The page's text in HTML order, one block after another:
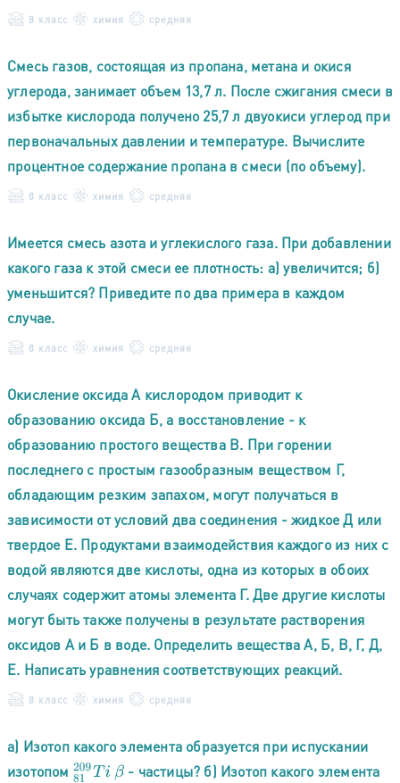
8 класс химия средняя
Смесь газов, состоящая из пропана, метана и окися
углерода, занимает объем 13,7 л. После сжигания смеси в
избытке кислорода получено 25,7 л двуокиси углерод при
первоначальных давлении и температуре. Вычислите
процентное содержание пропана в смеси (по объему).
8 класс химия средняя
Имеется смесь азота и углекислого газа. При добавлении
какого газа к этой смеси ее плотность: а) увеличится; б)
уменьшится? Приведите по два примера в каждом
случае.
8 класс химия средняя
Окисление оксида А кислородом приводит к
образованию оксида Б, а восстановление - к
образованию простого вещества В. При горении
последнего с простым газообразным веществом Г,
обладающим резким запахом, могут получаться в
зависимости от условий два соединения - жидкое Д или
твердое Е. Продуктами взаимодействия каждого из них с
водой являются две кислоты, одна из которых в обоих
случаях содержит атомы элемента Г. Две другие кислоты
могут быть также получены в результате растворения
оксидов А и Б в воде. Определить вещества А, Б, В, Г, Д,
Е. Написать уравнения соответствующих реакций.
8 класс химия средняя
а) Изотоп какого элемента образуется при испускании
изотопом 81209Ti
β - частицы? б) Изотоп какого элемента